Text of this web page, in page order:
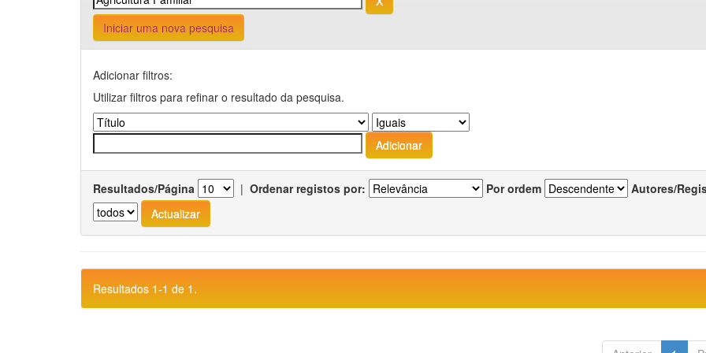
Iniciar uma nova pesquisa
Adicionar filtros:
Utilizar filtros para refinar o resultado da pesquisa.
Resultados/Página | Ordenar registos por: Por ordem Autores/
Resultados 1-1 de 1.